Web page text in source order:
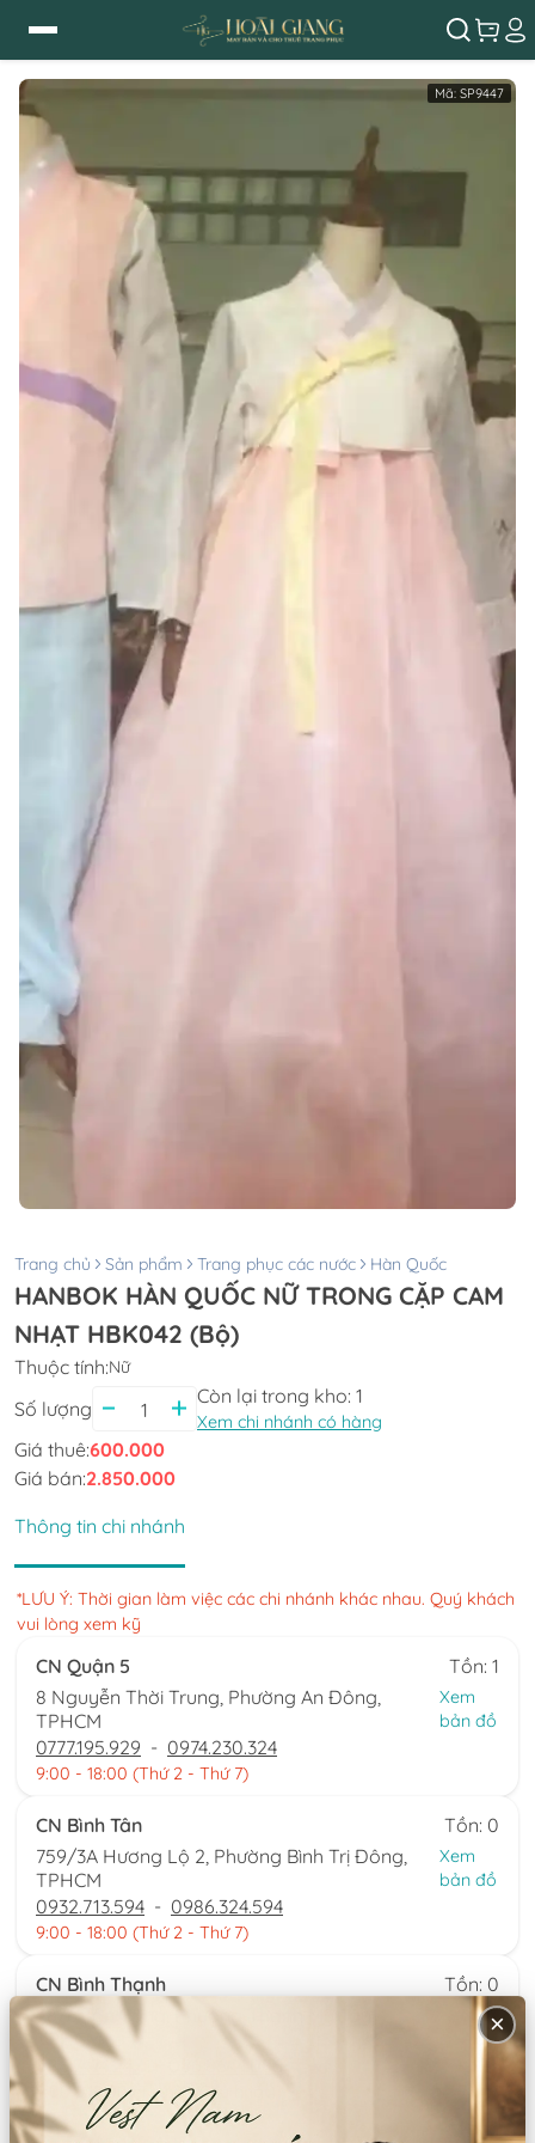
Mã: SP9447
Trang chủ Sản phẩm Trang phục các nước Hàn Quốc
HANBOK HÀN QUỐC NỮ TRONG CẶP CAM
NHẠT HBK042 (Bộ)
Thuộc tính:Nữ
Số lượng
Còn lại trong kho: 1
Xem chi nhánh có hàng
Giá thuê:600.000
Giá bán:2.850.000
Thông tin chi nhánh
*LƯU Ý: Thời gian làm việc các chi nhánh khác nhau. Quý khách
vui lòng xem kỹ
CN Quận 5
Tồn: 1
8 Nguyễn Thời Trung, Phường An Đông,
TPHCM
Xem
bản đồ
0777.195.929 - 0974.230.324
9:00 - 18:00 (Thứ 2 - Thứ 7)
CN Bình Tân
Tồn: 0
759/3A Hương Lộ 2, Phường Bình Trị Đông,
TPHCM
Xem
bản đồ
0932.713.594 - 0986.324.594
9:00 - 18:00 (Thứ 2 - Thứ 7)
CN Bình Thạnh
Tồn: 0
58/6 Tân Cảng, Phường Thạnh Mỹ Tây,
TPHCM
Xem
bản đồ
086.7474.247 086.8644.086
9:00 - 18:00 (Thứ 2 - Chủ nhật)
×